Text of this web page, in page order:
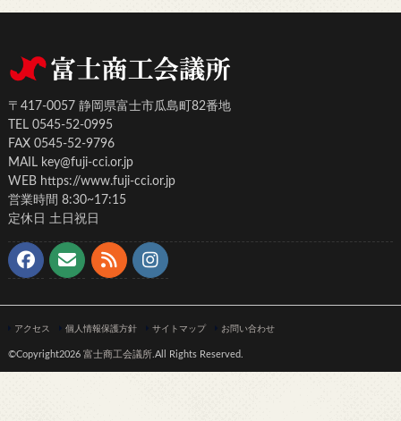
〒417-0057 静岡県富士市瓜島町82番地
TEL 0545-52-0995
FAX 0545-52-9796
MAIL key@fuji-cci.or.jp
WEB https://www.fuji-cci.or.jp
営業時間 8:30~17:15
定休日 土日祝日
アクセス 個人情報保護方針 サイトマップ お問い合わせ
©Copyright2026 富士商工会議所.All Rights Reserved.